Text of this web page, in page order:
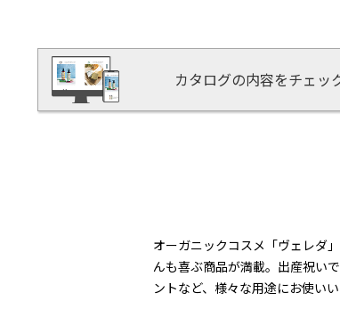
カタログの内容をチェッ
オーガニックコスメ「ヴェレダ
んも喜ぶ商品が満載。出産祝い
ントなど、様々な用途にお使い